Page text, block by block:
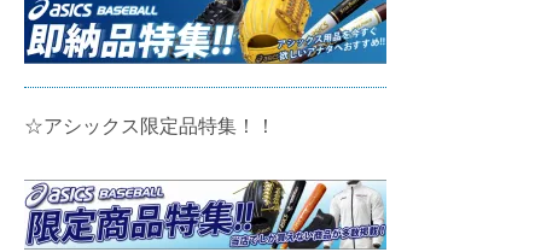
☆アシックス限定品特集！！